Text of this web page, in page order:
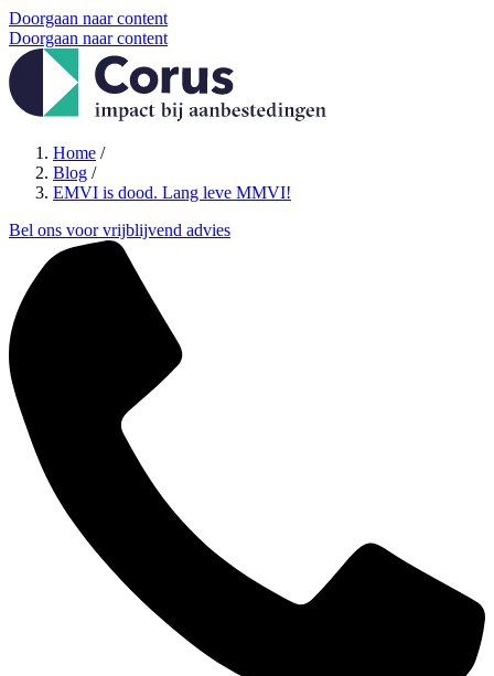
Doorgaan naar content
Doorgaan naar content
Home /
Blog /
EMVI is dood. Lang leve MMVI!
Bel ons voor vrijblijvend advies